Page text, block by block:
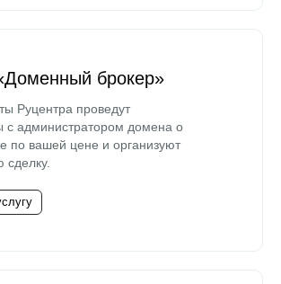
брокер»
Руцентра проведут
с администратором домена о
по вашей цене и организуют
сделку.